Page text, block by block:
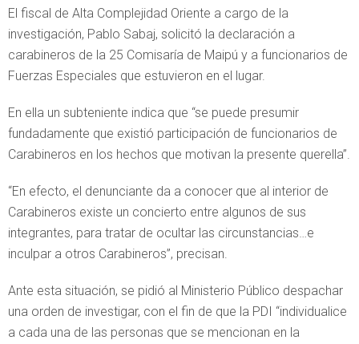
El fiscal de Alta Complejidad Oriente a cargo de la
investigación, Pablo Sabaj, solicitó la declaración a
carabineros de la 25 Comisaría de Maipú y a funcionarios de
Fuerzas Especiales que estuvieron en el lugar.
En ella un subteniente indica que “se puede presumir
fundadamente que existió participación de funcionarios de
Carabineros en los hechos que motivan la presente querella”.
“En efecto, el denunciante da a conocer que al interior de
Carabineros existe un concierto entre algunos de sus
integrantes, para tratar de ocultar las circunstancias…e
inculpar a otros Carabineros”, precisan.
Ante esta situación, se pidió al Ministerio Público despachar
una orden de investigar, con el fin de que la PDI “individualice
a cada una de las personas que se mencionan en la